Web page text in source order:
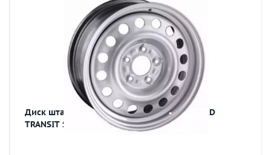
Диск штамп. 5.5Jx16 5x160 ET 56 D 65.1 FORD
TRANSIT S NEXT NX-077